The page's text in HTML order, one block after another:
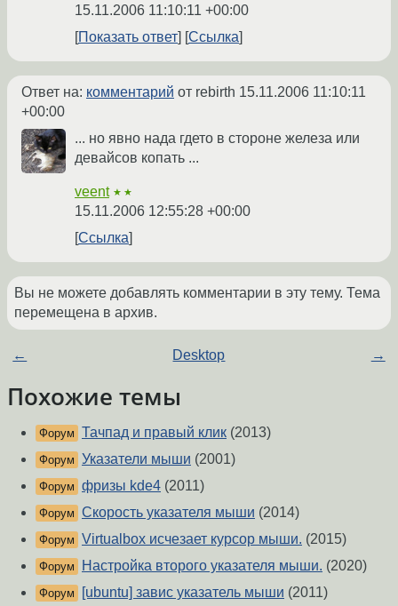
15.11.2006 11:10:11 +00:00
Показать ответ
Ссылка
Ответ на: комментарий от rebirth 15.11.2006 11:10:11
+00:00
... но явно нада гдето в стороне железа или
девайсов копать ...
veent ★★
15.11.2006 12:55:28 +00:00
Ссылка
Вы не можете добавлять комментарии в эту тему. Тема
перемещена в архив.
← Desktop →
Похожие темы
Форум Тачпад и правый клик (2013)
Форум Указатели мыши (2001)
Форум фризы kde4 (2011)
Форум Скорость указателя мыши (2014)
Форум Virtualbox исчезает курсор мыши. (2015)
Форум Настройка второго указателя мыши. (2020)
Форум [ubuntu] завис указатель мыши (2011)